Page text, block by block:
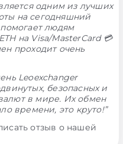
одним из лучших
на сегодняшний
людям
на Visa/MasterCard 💳
проходит очень
Leoexchanger
безопасных и
в мире. Их обмен
времени, это круто!”
отзыв о нашей